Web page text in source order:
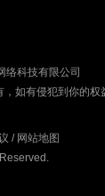
络科技有限公司
如有侵犯到你的权
/ 网站地图